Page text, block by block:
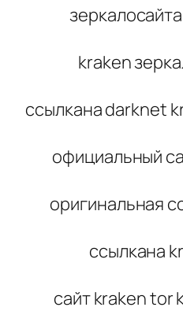
kraken
ссылкана darknet
официальный
оригинальная
ссылкана
сайт kraken tor